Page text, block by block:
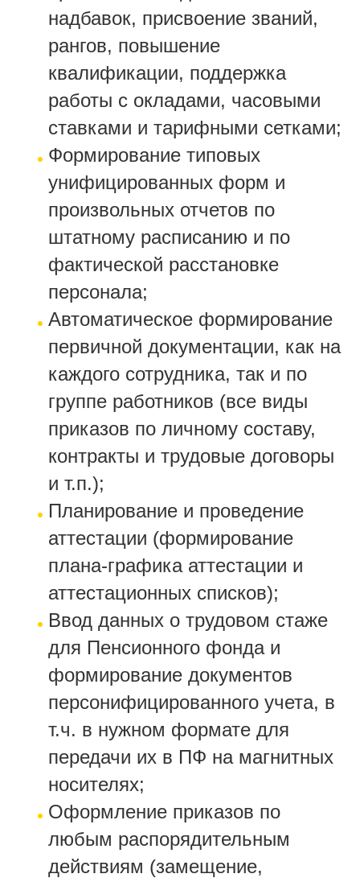
надбавок, присвоение званий,
рангов, повышение
квалификации, поддержка
работы с окладами, часовыми
ставками и тарифными сетками;
Формирование типовых
унифицированных форм и
произвольных отчетов по
штатному расписанию и по
фактической расстановке
персонала;
Автоматическое формирование
первичной документации, как на
каждого сотрудника, так и по
группе работников (все виды
приказов по личному составу,
контракты и трудовые договоры
и т.п.);
Планирование и проведение
аттестации (формирование
плана-графика аттестации и
аттестационных списков);
Ввод данных о трудовом стаже
для Пенсионного фонда и
формирование документов
персонифицированного учета, в
т.ч. в нужном формате для
передачи их в ПФ на магнитных
носителях;
Оформление приказов по
любым распорядительным
действиям (замещение,